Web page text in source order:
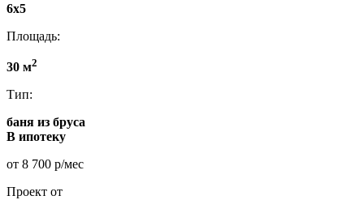
6x5
Площадь:
30 м2
Тип:
баня из бруса
В ипотеку
от 8 700 р/мес
Проект от